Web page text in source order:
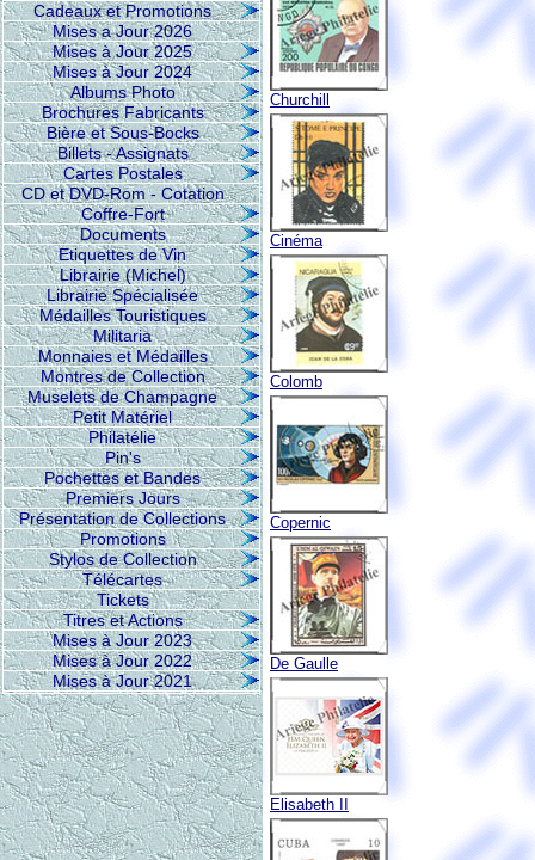
Cadeaux et Promotions
Mises a Jour 2026
Mises à Jour 2025
Mises à Jour 2024
Albums Photo
Brochures Fabricants
Bière et Sous-Bocks
Billets - Assignats
Cartes Postales
CD et DVD-Rom - Cotation
Coffre-Fort
Documents
Etiquettes de Vin
Librairie (Michel)
Librairie Spécialisée
Médailles Touristiques
Militaria
Monnaies et Médailles
Montres de Collection
Muselets de Champagne
Petit Matériel
Philatélie
Pin's
Pochettes et Bandes
Premiers Jours
Présentation de Collections
Promotions
Stylos de Collection
Télécartes
Tickets
Titres et Actions
Mises à Jour 2023
Mises à Jour 2022
Mises à Jour 2021
Churchill
Cinéma
Colomb
Copernic
De Gaulle
Elisabeth II